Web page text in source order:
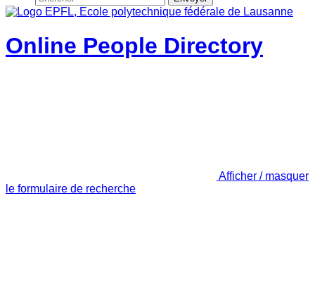
Online People Directory
Afficher / masquer
le formulaire de recherche